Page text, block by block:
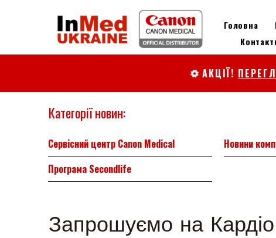
Головна
 АКЦІЇ!
Категорії новин:
Сервісний центр Canon Medical Новини
Програма Secondlife
Запрошуємо на